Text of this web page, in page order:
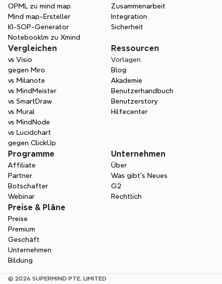
Exportieren – alles, ohne Ihr Diagramm zu verlassen.
OPML zu mind map
Mind map-Ersteller
KI-SOP-Generator
Notebooklm zu Xmind
Zusammenarbeit
Integration
Sicherheit
Vergleichen
vs Visio
gegen Miro
vs Milanote
vs MindMeister
vs SmartDraw
vs Mural
vs MindNode
vs Lucidchart
gegen ClickUp
Ressourcen
Vorlagen
Blog
Akademie
Benutzerhandbuch
Benutzerstory
Hilfecenter
Programme
Affiliate
Partner
Botschafter
Webinar
Unternehmen
Über
Was gibt's Neues
G2
Rechtlich
Preise & Pläne
Preise
Premium
Geschäft
Unternehmen
Bildung
© 2026 SUPERMIND PTE. LIMITED